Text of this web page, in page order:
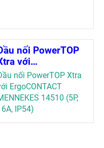
nối PowerTOP
với
14510
16A, IP54)
nối PowerTOP Xtra
ErgoCONTACT
14510 (5P,
IP54)